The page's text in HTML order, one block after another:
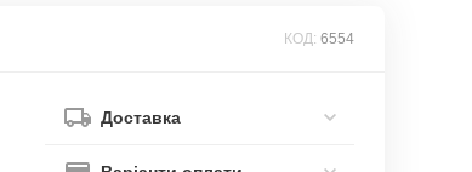
КОД: 6554
Доставка